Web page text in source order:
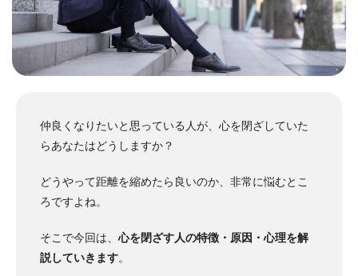
仲良くなりたいと思っている人が、心を閉ざしていた
らあなたはどうしますか？
どうやって距離を縮めたら良いのか、非常に悩むとこ
ろですよね。
そこで今回は、 心を閉ざす人の特徴・原因・心理を解
説していきます。